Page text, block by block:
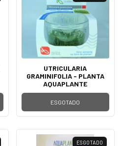
UTRICULARIA
GRAMINIFOLIA - PLANTA
AQUAPLANTE
ESGOTADO
ESGOTADO